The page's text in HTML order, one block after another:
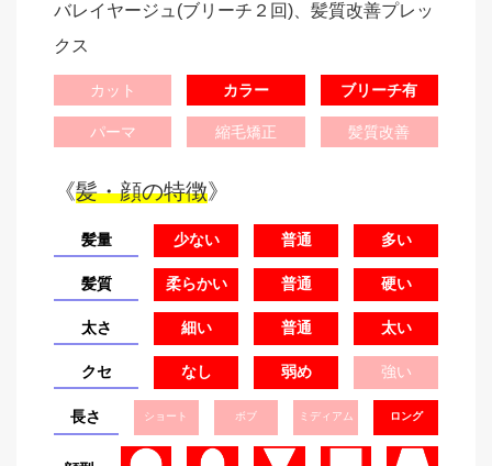
バレイヤージュ(ブリーチ２回)、髪質改善プレッ
クス
カット カラー ブリーチ有
パーマ 縮毛矯正 髪質改善
《髪・顔の特徴》
髪量 少ない 普通 多い
髪質 柔らかい 普通 硬い
太さ 細い 普通 太い
クセ なし 弱め 強い
長さ ショート ボブ ミディアム ロング